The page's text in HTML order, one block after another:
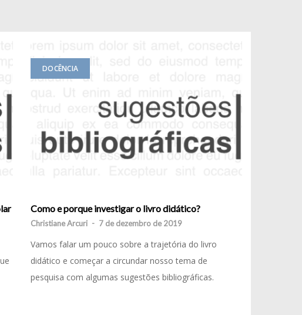
DOCÊNCIA
Como e porque investigar o livro didático?
Christiane Arcuri - 7 de dezembro de 2019
Vamos falar um pouco sobre a trajetória do livro
didático e começar a circundar nosso tema de
pesquisa com algumas sugestões bibliográficas.